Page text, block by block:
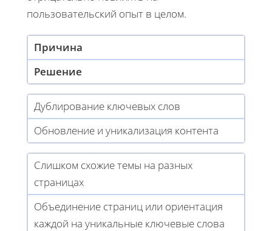
пользовательский опыт в целом.
Причина
Решение
Дублирование ключевых слов
Обновление и уникализация контента
Слишком схожие темы на разных
страницах
Объединение страниц или ориентация
каждой на уникальные ключевые слова